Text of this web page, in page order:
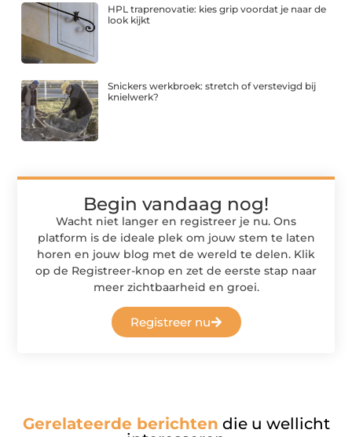
HPL traprenovatie: kies grip voordat je naar de
look kijkt
Snickers werkbroek: stretch of verstevigd bij
knielwerk?
Begin vandaag nog!
Wacht niet langer en registreer je nu. Ons
platform is de ideale plek om jouw stem te laten
horen en jouw blog met de wereld te delen. Klik
op de Registreer-knop en zet de eerste stap naar
meer zichtbaarheid en groei.
Registreer nu
Gerelateerde berichten die u wellicht